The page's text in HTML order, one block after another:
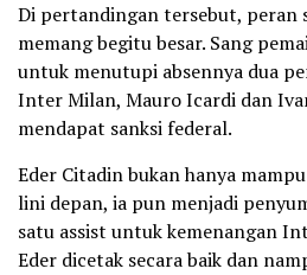
Di pertandingan tersebut, peran
memang begitu besar. Sang
untuk menutupi absennya dua
Inter Milan, Mauro Icardi dan
mendapat sanksi federal.
Eder Citadin bukan hanya
lini depan, ia pun menjadi
satu assist untuk kemenangan
Eder dicetak secara baik dan